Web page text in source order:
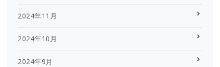
2024年11月
2024年10月
2024年9月